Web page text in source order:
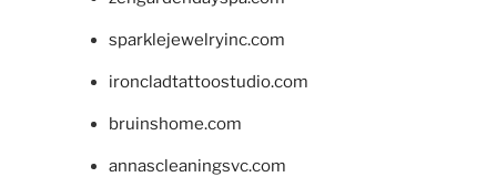
sparklejewelryinc.com
ironcladtattoostudio.com
bruinshome.com
annascleaningsvc.com